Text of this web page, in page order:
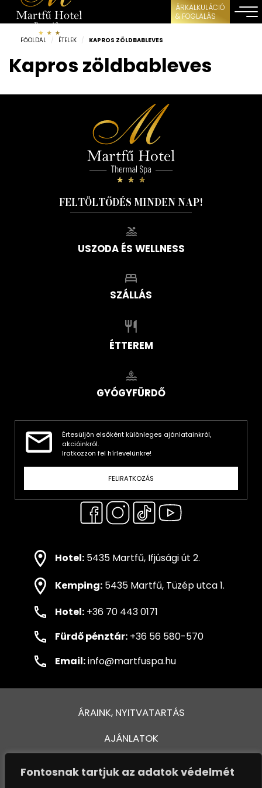
Fontosnak tartjuk az adatok védelmét
ÁRKALKULÁCIÓ
& FOGLALÁS
FŐOLDAL / ÉTELEK / KAPROS ZÖLDBABLEVES
Kapros zöldbableves
FELTÖLTŐDÉS MINDEN NAP!
USZODA ÉS WELLNESS
SZÁLLÁS
ÉTTEREM
GYÓGYFÜRDŐ
Értesüljön elsőként különleges ajánlatainkról,
akcióinkról.
Iratkozzon fel hírlevelünkre!
FELIRATKOZÁS
Hotel: 5435 Martfű, Ifjúsági út 2.
Kemping: 5435 Martfű, Tüzép utca 1.
Hotel: +36 70 443 0171
Fürdő pénztár: +36 56 580-570
Email:info@martfuspa.hu
ÁRAINK, NYITVATARTÁS
AJÁNLATOK